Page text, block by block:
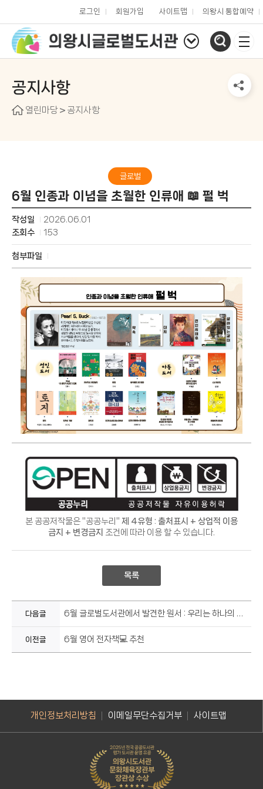
로그인 회원가입 사이트맵 의왕시 통합예약
공지사항
열린마당 공지사항
글로벌
6월 인종과 이념을 초월한 인류애 📖 펄 벅
작성일
2026.06.01
조회수
153
첨부파일
본 공공저작물은 "공공누리" 제 4유형 : 출처표시 + 상업적 이용
금지 + 변경금지 조건에 따라 이용 할 수 있습니다.
목록
다음글 6월 글로벌도서관에서 발견한 원서 : 우리는 하나의 큰 가족 👨‍👩‍👧‍👦🌍
이전글 6월 영어 전자책💻 추천
개인정보처리방침 이메일무단수집거부 사이트맵